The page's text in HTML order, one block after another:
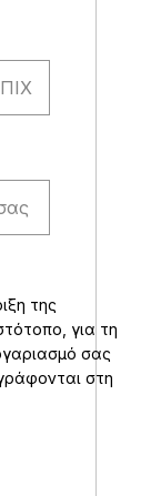
της
για τη
σας
στη